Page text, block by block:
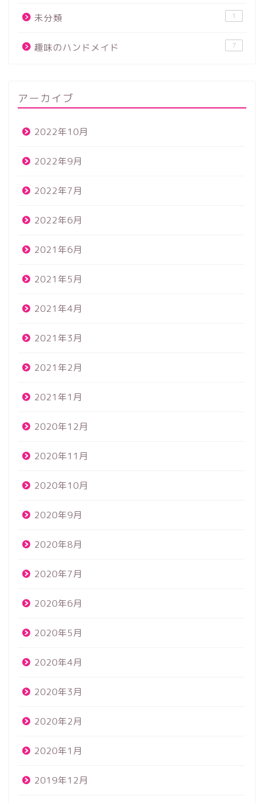
未分類 1
趣味のハンドメイド 7
アーカイブ
2022年10月
2022年9月
2022年7月
2022年6月
2021年6月
2021年5月
2021年4月
2021年3月
2021年2月
2021年1月
2020年12月
2020年11月
2020年10月
2020年9月
2020年8月
2020年7月
2020年6月
2020年5月
2020年4月
2020年3月
2020年2月
2020年1月
2019年12月